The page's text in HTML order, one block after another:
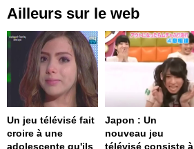
Ailleurs sur le web
Un jeu télévisé fait
croire à une
adolescente qu'ils
Japon : Un
nouveau jeu
télévisé consiste à